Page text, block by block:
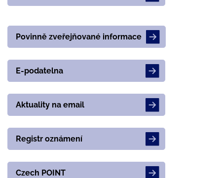
Povinně zveřejňované informace
E-podatelna
Aktuality na email
Registr oznámení
Czech POINT